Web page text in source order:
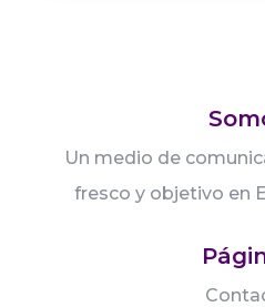
Un medio de
fresco y objetivo en